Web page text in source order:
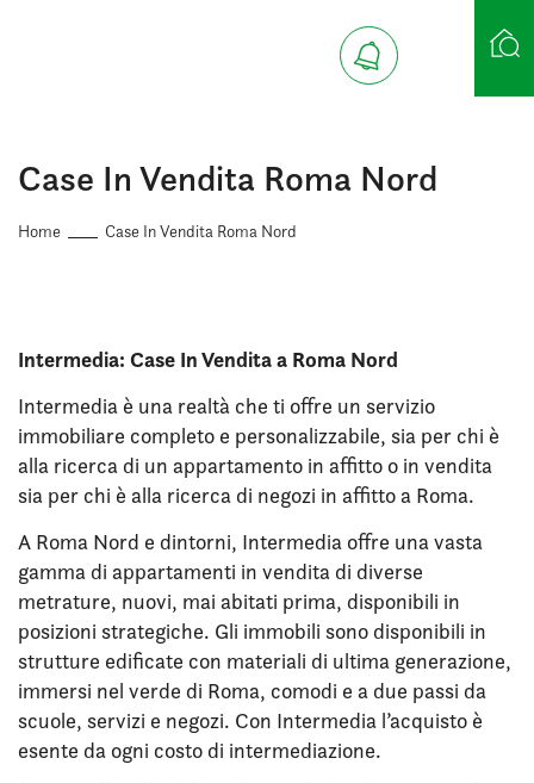
Case In Vendita Roma Nord
Home Case In Vendita Roma Nord
Intermedia: Case In Vendita a Roma Nord
Intermedia è una realtà che ti offre un servizio
immobiliare completo e personalizzabile, sia per chi è
alla ricerca di un appartamento in affitto o in vendita
sia per chi è alla ricerca di negozi in affitto a Roma.
A Roma Nord e dintorni, Intermedia offre una vasta
gamma di appartamenti in vendita di diverse
metrature, nuovi, mai abitati prima, disponibili in
posizioni strategiche. Gli immobili sono disponibili in
strutture edificate con materiali di ultima generazione,
immersi nel verde di Roma, comodi e a due passi da
scuole, servizi e negozi. Con Intermedia l’acquisto è
esente da ogni costo di intermediazione.